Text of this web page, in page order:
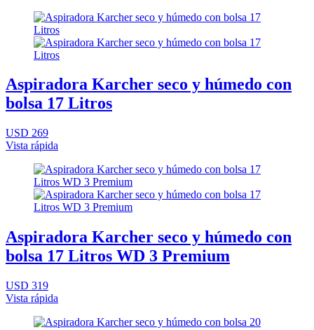
Aspiradora Karcher seco y húmedo con
bolsa 17 Litros
USD 269
Vista rápida
Aspiradora Karcher seco y húmedo con
bolsa 17 Litros WD 3 Premium
USD 319
Vista rápida